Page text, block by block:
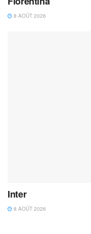
8 AOÛT 2026
Inter
8 AOÛT 2026